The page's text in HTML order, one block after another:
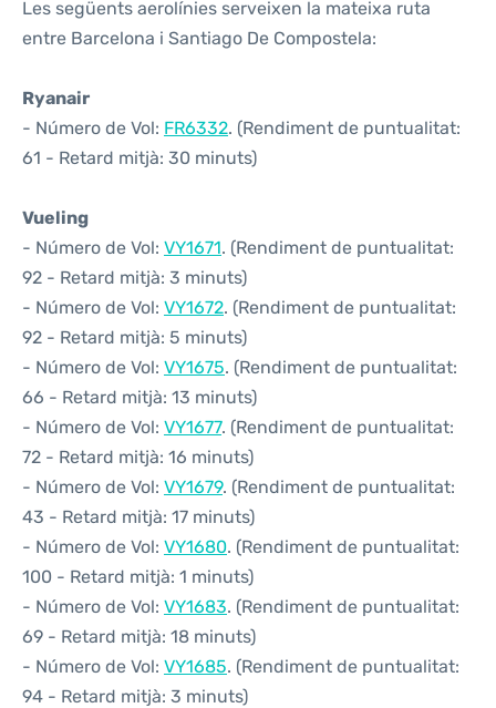
Les següents aerolínies serveixen la mateixa ruta
entre Barcelona i Santiago De Compostela:
Ryanair
- Número de Vol: FR6332. (Rendiment de puntualitat:
61 - Retard mitjà: 30 minuts)
Vueling
- Número de Vol: VY1671. (Rendiment de puntualitat:
92 - Retard mitjà: 3 minuts)
- Número de Vol: VY1672. (Rendiment de puntualitat:
92 - Retard mitjà: 5 minuts)
- Número de Vol: VY1675. (Rendiment de puntualitat:
66 - Retard mitjà: 13 minuts)
- Número de Vol: VY1677. (Rendiment de puntualitat:
72 - Retard mitjà: 16 minuts)
- Número de Vol: VY1679. (Rendiment de puntualitat:
43 - Retard mitjà: 17 minuts)
- Número de Vol: VY1680. (Rendiment de puntualitat:
100 - Retard mitjà: 1 minuts)
- Número de Vol: VY1683. (Rendiment de puntualitat:
69 - Retard mitjà: 18 minuts)
- Número de Vol: VY1685. (Rendiment de puntualitat:
94 - Retard mitjà: 3 minuts)